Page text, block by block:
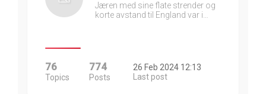
Jæren med sine flate strender og
korte avstand til England var i…
76
Topics
774
Posts
26 Feb 2024 12:13
Last post